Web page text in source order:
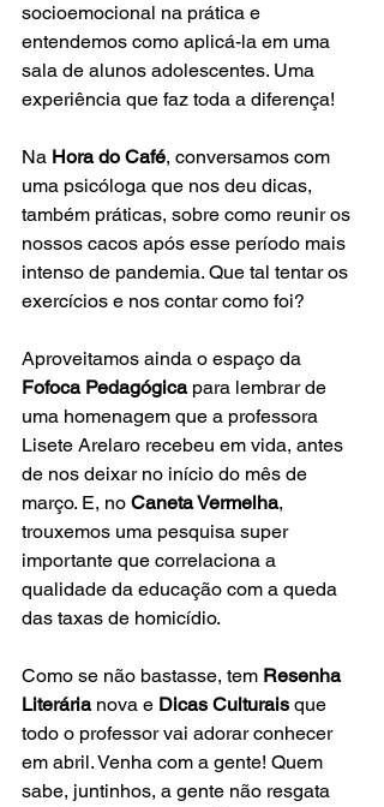
socioemocional na prática e
entendemos como aplicá-la em uma
sala de alunos adolescentes. Uma
experiência que faz toda a diferença!
Na Hora do Café, conversamos com
uma psicóloga que nos deu dicas,
também práticas, sobre como reunir os
nossos cacos após esse período mais
intenso de pandemia. Que tal tentar os
exercícios e nos contar como foi?
Aproveitamos ainda o espaço da
Fofoca Pedagógica para lembrar de
uma homenagem que a professora
Lisete Arelaro recebeu em vida, antes
de nos deixar no início do mês de
março. E, no Caneta Vermelha,
trouxemos uma pesquisa super
importante que correlaciona a
qualidade da educação com a queda
das taxas de homicídio.
Como se não bastasse, tem Resenha
Literária nova e Dicas Culturais que
todo o professor vai adorar conhecer
em abril. Venha com a gente! Quem
sabe, juntinhos, a gente não resgata